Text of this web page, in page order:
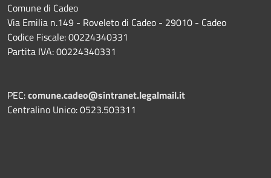
Comune di Cadeo
Via Emilia n.149 - Roveleto di Cadeo - 29010 - Cadeo
Codice Fiscale: 00224340331
Partita IVA: 00224340331
PEC:comune.cadeo@sintranet.legalmail.it
Centralino Unico: 0523.503311